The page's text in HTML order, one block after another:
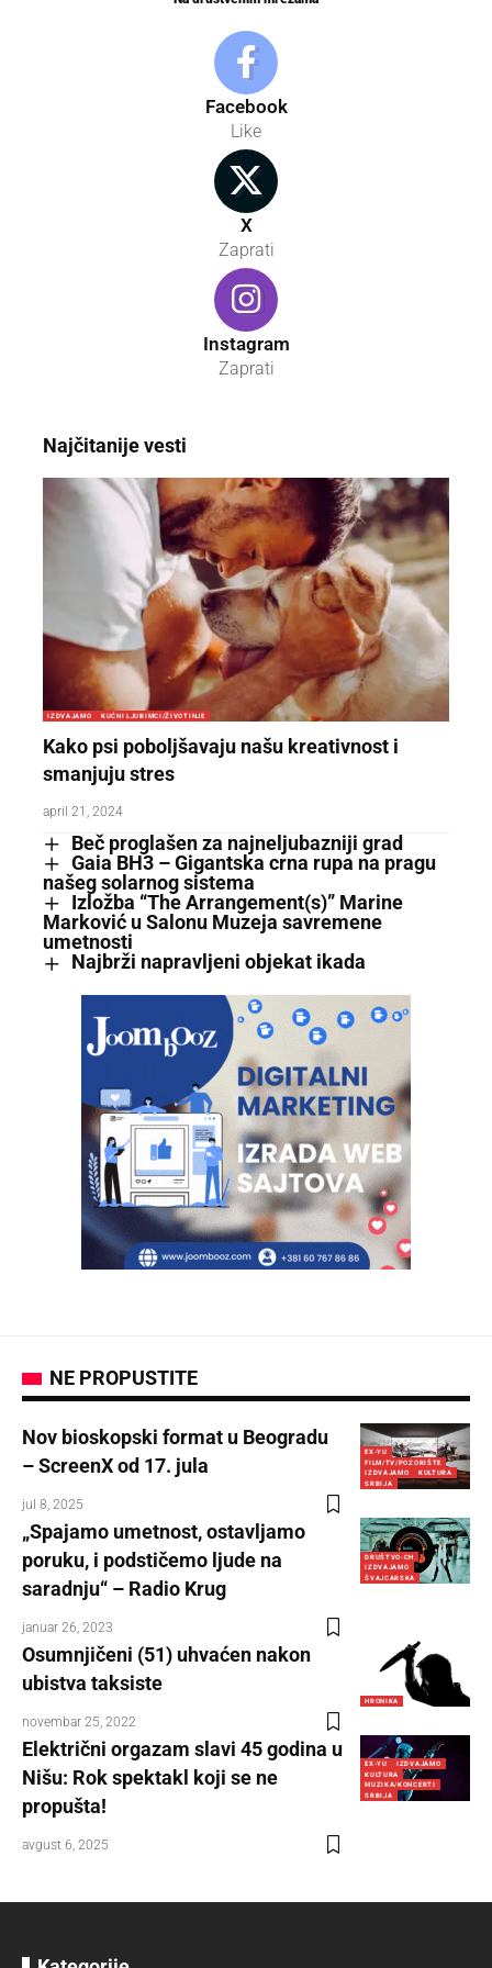
Facebook
Like
X
Zaprati
Instagram
Zaprati
Najčitanije vesti
IZDVAJAMO KUĆNI LJUBIMCI/ŽIVOTINJE
Kako psi poboljšavaju našu kreativnost i
smanjuju stres
april 21, 2024
Beč proglašen za najneljubazniji grad
Gaia BH3 – Gigantska crna rupa na pragu
našeg solarnog sistema
Izložba “The Arrangement(s)” Marine
Marković u Salonu Muzeja savremene
umetnosti
Najbrži napravljeni objekat ikada
NE PROPUSTITE
EX-YU
FILM/TV/POZORIŠTE
IZDVAJAMO
KULTURA
SRBIJA
Nov bioskopski format u Beogradu
– ScreenX od 17. jula
jul 8, 2025
DRUŠTVO-CH
IZDVAJAMO
ŠVAJCARSKA
„Spajamo umetnost, ostavljamo
poruku, i podstičemo ljude na
saradnju“ – Radio Krug
januar 26, 2023
HRONIKA
Osumnjičeni (51) uhvaćen nakon
ubistva taksiste
novembar 25, 2022
EX-YU
IZDVAJAMO
KULTURA
MUZIKA/KONCERTI
SRBIJA
Električni orgazam slavi 45 godina u
Nišu: Rok spektakl koji se ne
propušta!
avgust 6, 2025